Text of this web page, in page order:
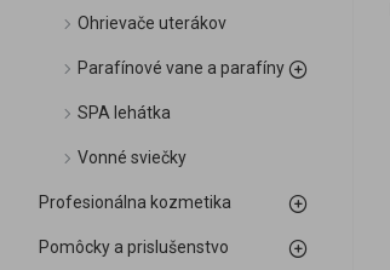
Ohrievače uterákov
Parafínové vane a parafíny
SPA lehátka
Vonné sviečky
Profesionálna kozmetika
Pomôcky a prislušenstvo